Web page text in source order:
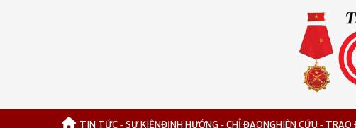
TIN TỨC - SỰ KIỆNĐỊNH HƯỚNG - CHỈ ĐẠONGHIÊN CỨU - TRAO